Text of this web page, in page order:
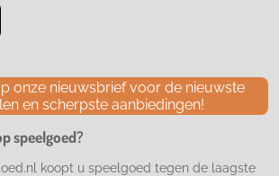
onze nieuwsbrief voor de nieuwste
en scherpste aanbiedingen!
speelgoed?
koopt u speelgoed tegen de laagste